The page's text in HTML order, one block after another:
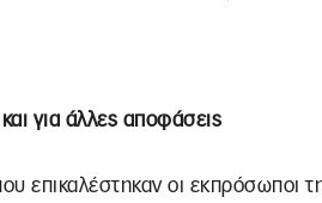
για άλλες αποφάσεις
επικαλέστηκαν οι εκπρόσωποι